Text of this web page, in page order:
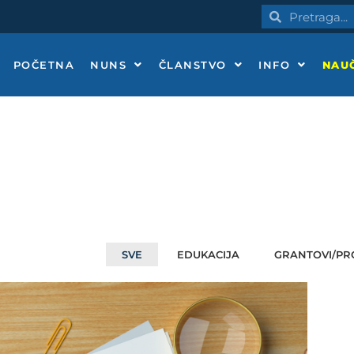
PretragaPretraga
POČETNA NUNS ČLANSTVO INFO
SVE EDUKACIJA GRANTOVI/